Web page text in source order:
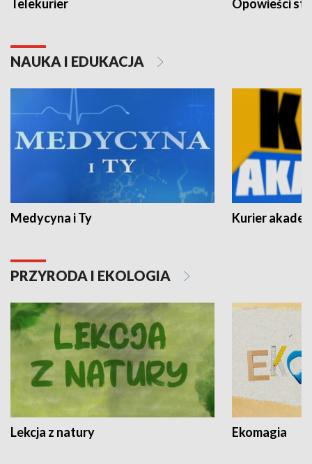
Telekurier Opowieści
NAUKA I EDUKACJA
Medycyna i Ty Kurier
PRZYRODA I EKOLOGIA
Lekcja z natury Ekomagia